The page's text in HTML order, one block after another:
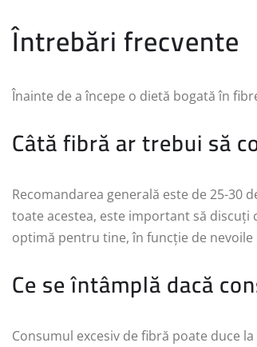
Întrebări frecvente
Înainte de a începe o dietă bogată în
Câtă fibră ar trebui să
Recomandarea generală este de 25-30
toate acestea, este important să
optimă pentru tine, în funcție de nevoile
Ce se întâmplă dacă
Consumul excesiv de fibră poate duce